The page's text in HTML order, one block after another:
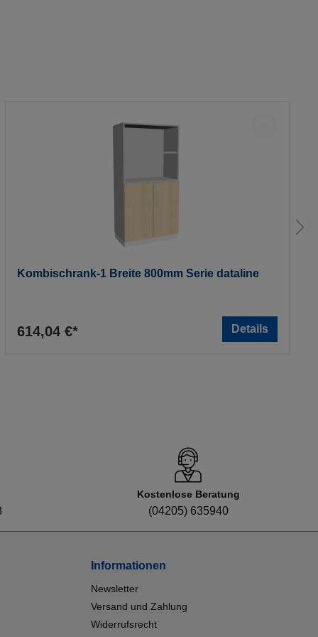
Kombischrank-1 Breite 800mm Serie dataline
614,04 €* Details
Kostenlose Beratung
(04205) 635940
Informationen
Newsletter
Versand und Zahlung
Widerrufsrecht